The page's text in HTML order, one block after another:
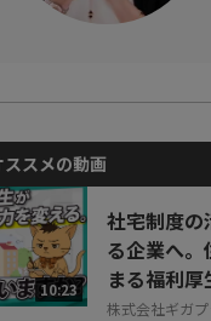
紹介しているサービス
ご相談・ご質問いただ
30秒でお申し込み可能
相談を希望する 無料
スメの動画
10:23
社宅制度の
る企業へ
まる福利厚
株式会社ギガ